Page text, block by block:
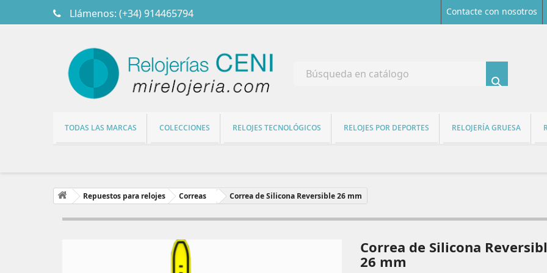
Llámenos: (+34) 914465794 Contacte con nosotros

TODAS LAS MARCAS COLECCIONES RELOJES TECNOLÓGICOS RELOJES POR DEPORTES RELOJERÍA GRUESA
Repuestos para relojes Correas Correa de Silicona Reversible 26 mm
Correa de Silicona
26 mm